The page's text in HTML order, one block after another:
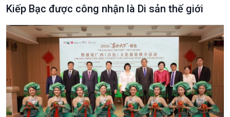
Kiếp Bạc được công nhận là Di sản thế giới